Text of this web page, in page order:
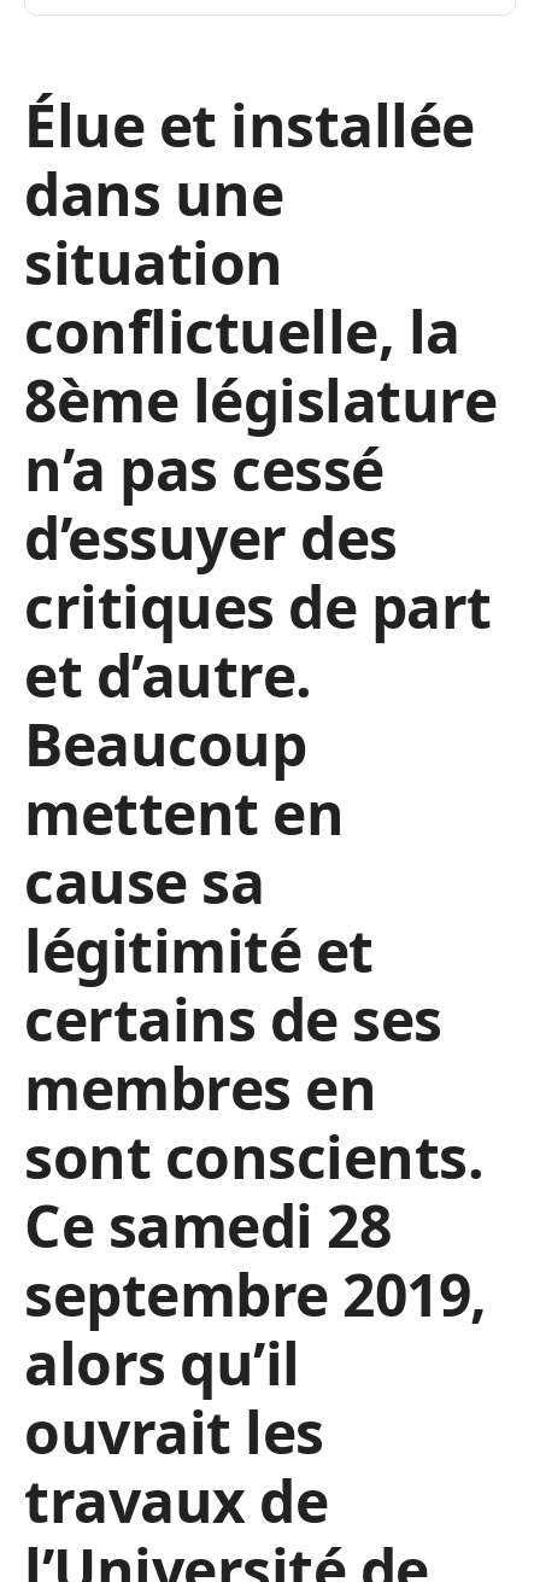
Élue et installée
dans une
situation
conflictuelle, la
8ème législature
n’a pas cessé
d’essuyer des
critiques de part
et d’autre.
Beaucoup
mettent en
cause sa
légitimité et
certains de ses
membres en
sont conscients.
Ce samedi 28
septembre 2019,
alors qu’il
ouvrait les
travaux de